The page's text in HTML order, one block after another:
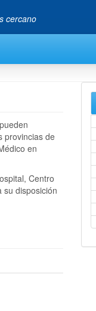
cercano
provincias de
en
Centro
su disposición